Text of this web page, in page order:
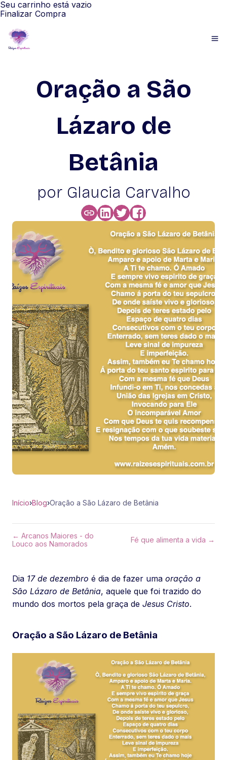
Seu carrinho está vazio
Finalizar Compra
Oração a São
Lázaro de
Betânia
por Glaucia Carvalho
Início›Blog›Oração a São Lázaro de Betânia
← Arcanos Maiores - do
Louco aos Namorados
Fé que alimenta a vida →
Dia 17 de dezembro é dia de fazer uma oração a
São Lázaro de Betânia, aquele que foi trazido do
mundo dos mortos pela graça de Jesus Cristo.
Oração a São Lázaro de Betânia